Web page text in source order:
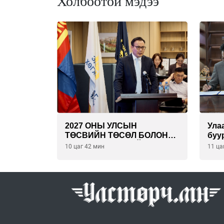
2027 ОНЫ УЛСЫН
ТӨСВИЙН ТӨСӨЛ БОЛОН
2026 ОНЫ ТӨСВИЙН
ХЭЛЭЛЦҮҮЛЭГ БОЛЛОО
10 цаг 42 мин
тай
11